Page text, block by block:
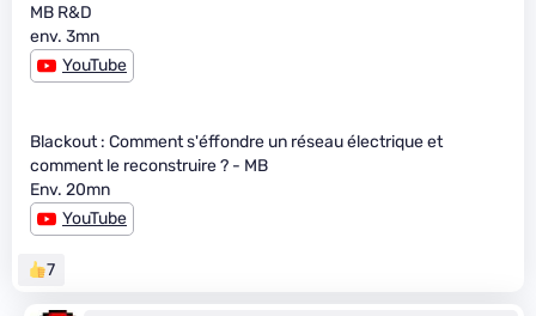
MB R&D
env. 3mn
YouTube
Blackout : Comment s'éffondre un réseau électrique et
comment le reconstruire ? - MB
Env. 20mn
YouTube
7